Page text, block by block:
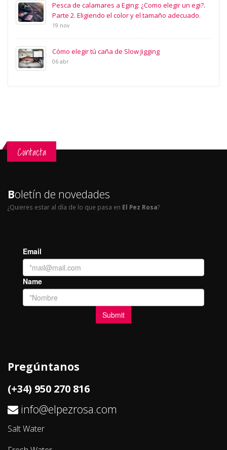
Pesca de calamares a Eging: ¿Como elegir un egi?.
Parte 2. Eligiendo el color y el tamaño adecuado.
19 nov
Cómo elegir tú caña de Slow Jigging
06 abr
Contacta
Boletín de novedades
¿Quieres estar al día de lo que pasa en El Pez Rosa?
Pregúntanos
(+34) 950 270 816
info@elpezrosa.com
Salt Water